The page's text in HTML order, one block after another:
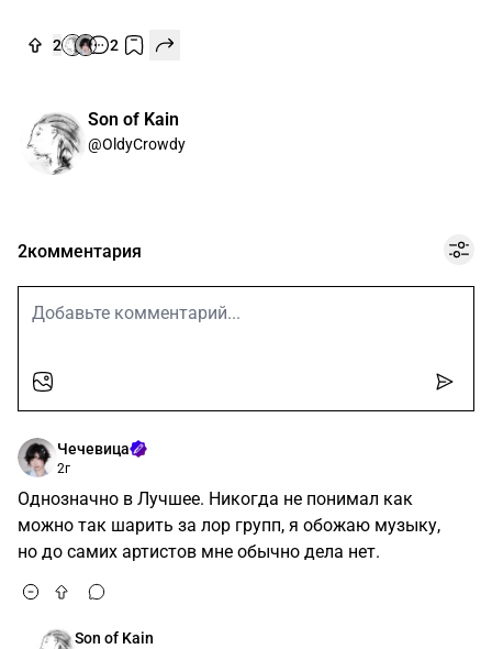
2 2
Son of Kain
@OldyCrowdy
2комментария
Чечевица
2г
Однозначно в Лучшее. Никогда не понимал как
можно так шарить за лор групп, я обожаю музыку,
но до самих артистов мне обычно дела нет.
Son of Kain